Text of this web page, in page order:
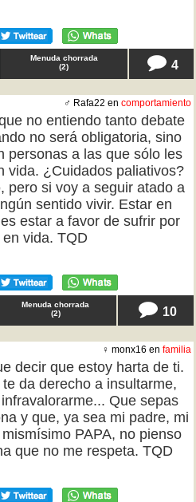
Menuda chorrada
(2) 4
♂ Rafa22 en comportamiento
no entiendo tanto debate
no será obligatoria, sino
personas a las que sólo les
vida. ¿Cuidados paliativos?
pero si voy a seguir atado a
sentido vivir. Estar en
estar a favor de sufrir por
vida. TQD
Menuda chorrada
(2) 10
♀ monx16 en familia
decir que estoy harta de ti.
da derecho a insultarme,
Que sepas
y que, ya sea mi padre, mi
PAPA, no pienso
que no me respeta. TQD